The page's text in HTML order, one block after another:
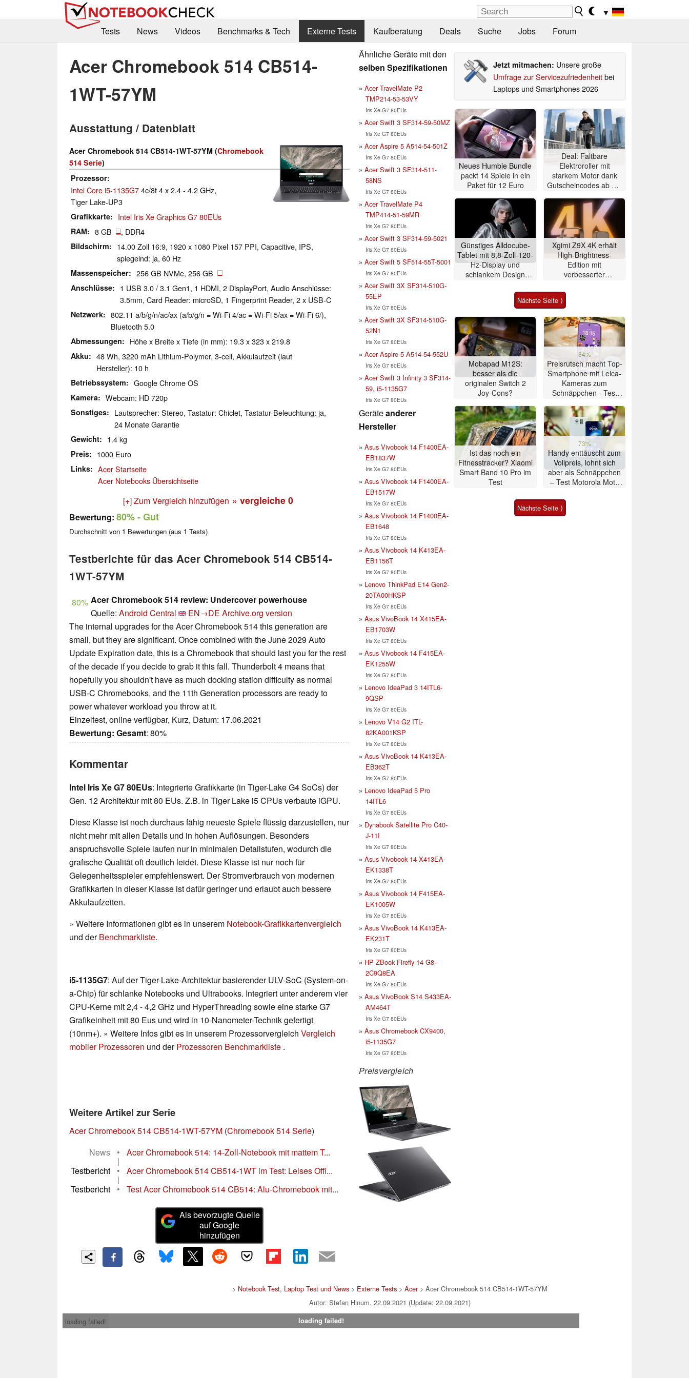
▼
Tests
News Videos Benchmarks & Tech Externe Tests Kaufberatung Deals Suche Jobs Forum
Acer Chromebook 514 CB514-
1WT-57YM
Ausstattung / Datenblatt
Acer Chromebook 514 CB514-1WT-57YM (Chromebook
514 Serie)
Prozessor
Intel Core i5-1135G74c/8t 4 x 2.4 - 4.2 GHz,
Tiger Lake-UP3
Grafikkarte Intel Iris Xe Graphics G7 80EUs
RAM 8 GB , DDR4
Bildschirm
14.00 Zoll 16:9, 1920 x 1080 Pixel 157 PPI, Capacitive, IPS,
spiegelnd: ja, 60 Hz
Massenspeicher 256 GB NVMe, 256 GB
Anschlüsse
1 USB 3.0 / 3.1 Gen1, 1 HDMI, 2 DisplayPort, Audio Anschlüsse:
3.5mm, Card Reader: microSD, 1 Fingerprint Reader, 2 x USB-C
Netzwerk
802.11 a/b/g/n/ac/ax (a/b/g/n = Wi-Fi 4/ac = Wi-Fi 5/ax = Wi-Fi 6/),
Bluetooth 5.0
Abmessungen Höhe x Breite x Tiefe (in mm): 19.3 x 323 x 219.8
Akku
48 Wh, 3220 mAh Lithium-Polymer, 3-cell, Akkulaufzeit (laut
Hersteller): 10 h
Betriebssystem Google Chrome OS
Kamera Webcam: HD 720p
Sonstiges
Lautsprecher: Stereo, Tastatur: Chiclet, Tastatur-Beleuchtung: ja,
24 Monate Garantie
Gewicht 1.4 kg
Preis 1000 Euro
Links
Acer Startseite
Acer Notebooks Übersichtseite
[+] Zum Vergleich hinzufügen » vergleiche 0
Bewertung: 80%- Gut
Durchschnitt von 1 Bewertungen (aus 1 Tests)
Testberichte für das Acer Chromebook 514 CB514-
1WT-57YM
80% Acer Chromebook 514 review: Undercover powerhouse
Quelle: Android Central EN→DE Archive.org version
The internal upgrades for the Acer Chromebook 514 this generation are
small, but they are significant. Once combined with the June 2029 Auto
Update Expiration date, this is a Chromebook that should last you for the rest
of the decade if you decide to grab it this fall. Thunderbolt 4 means that
hopefully you shouldn't have as much docking station difficulty as normal
USB-C Chromebooks, and the 11th Generation processors are ready to
power whatever workload you throw at it.
Einzeltest, online verfügbar, Kurz, Datum: 17.06.2021
Bewertung: Gesamt: 80%
Kommentar
Intel Iris Xe G7 80EUs: Integrierte Grafikkarte (in Tiger-Lake G4 SoCs) der
Gen. 12 Architektur mit 80 EUs. Z.B. in Tiger Lake i5 CPUs verbaute iGPU.
Diese Klasse ist noch durchaus fähig neueste Spiele flüssig darzustellen, nur
nicht mehr mit allen Details und in hohen Auflösungen. Besonders
anspruchsvolle Spiele laufen nur in minimalen Detailstufen, wodurch die
grafische Qualität oft deutlich leidet. Diese Klasse ist nur noch für
Gelegenheitsspieler empfehlenswert. Der Stromverbrauch von modernen
Grafikkarten in dieser Klasse ist dafür geringer und erlaubt auch bessere
Akkulaufzeiten.
» Weitere Informationen gibt es in unserem Notebook-Grafikkartenvergleich
und derBenchmarkliste.
i5-1135G7: Auf der Tiger-Lake-Architektur basierender ULV-SoC (System-on-
a-Chip) für schlanke Notebooks und Ultrabooks. Integriert unter anderem vier
CPU-Kerne mit 2,4 - 4,2 GHz und HyperThreading sowie eine starke G7
Grafikeinheit mit 80 Eus und wird in 10-Nanometer-Technik gefertigt
(10nm+). » Weitere Infos gibt es in unserem Prozessorvergleich Vergleich
mobiler Prozessoren und derProzessoren Benchmarkliste .
Weitere Artikel zur Serie
Acer Chromebook 514 CB514-1WT-57YM (Chromebook 514 Serie)
News
• Acer Chromebook 514: 14-Zoll-Notebook mit mattem T...
|
Testbericht
• Acer Chromebook 514 CB514-1WT im Test: Leises Offi...
|
Testbericht
• Test Acer Chromebook 514 CB514: Alu-Chromebook mit...
Als bevorzugte Quelle
auf Google
hinzufügen
Ähnliche Geräte mit den
selben Spezifikationen
Acer TravelMate P2
TMP214-53-53VY
Iris Xe G7 80EUs
Acer Swift 3 SF314-59-50MZ
Iris Xe G7 80EUs
Acer Aspire 5 A514-54-501Z
Iris Xe G7 80EUs
Acer Swift 3 SF314-511-
58NS
Iris Xe G7 80EUs
Acer TravelMate P4
TMP414-51-59MR
Iris Xe G7 80EUs
Acer Swift 3 SF314-59-5021
Iris Xe G7 80EUs
Acer Swift 5 SF514-55T-5001
Iris Xe G7 80EUs
Acer Swift 3X SF314-510G-
55EP
Iris Xe G7 80EUs
Acer Swift 3X SF314-510G-
52N1
Iris Xe G7 80EUs
Acer Aspire 5 A514-54-552U
Iris Xe G7 80EUs
Acer Swift 3 Infinity 3 SF314-
59, i5-1135G7
Iris Xe G7 80EUs
Geräteanderer
Hersteller
Asus Vivobook 14 F1400EA-
EB1837W
Iris Xe G7 80EUs
Asus Vivobook 14 F1400EA-
EB1517W
Iris Xe G7 80EUs
Asus Vivobook 14 F1400EA-
EB1648
Iris Xe G7 80EUs
Asus Vivobook 14 K413EA-
EB1156T
Iris Xe G7 80EUs
Lenovo ThinkPad E14 Gen2-
20TA00HKSP
Iris Xe G7 80EUs
Asus VivoBook 14 X415EA-
EB1703W
Iris Xe G7 80EUs
Asus Vivobook 14 F415EA-
EK1255W
Iris Xe G7 80EUs
Lenovo IdeaPad 3 14ITL6-
9QSP
Iris Xe G7 80EUs
Lenovo V14 G2 ITL-
82KA001KSP
Iris Xe G7 80EUs
Asus VivoBook 14 K413EA-
EB362T
Iris Xe G7 80EUs
Lenovo IdeaPad 5 Pro
14ITL6
Iris Xe G7 80EUs
Dynabook Satellite Pro C40-
J-11I
Iris Xe G7 80EUs
Asus Vivobook 14 X413EA-
EK1338T
Iris Xe G7 80EUs
Asus Vivobook 14 F415EA-
EK1005W
Iris Xe G7 80EUs
Asus VivoBook 14 K413EA-
EK231T
Iris Xe G7 80EUs
HP ZBook Firefly 14 G8-
2C9Q8EA
Iris Xe G7 80EUs
Asus VivoBook S14 S433EA-
AM464T
Iris Xe G7 80EUs
Asus Chromebook CX9400,
i5-1135G7
Iris Xe G7 80EUs
Preisvergleich
Jetzt mitmachen: Unsere große
Umfrage zur Servicezufriedenheitbei
Laptops und Smartphones 2026
Neues Humble Bundle
packt 14 Spiele in ein
Paket für 12 Euro
Deal: Faltbare
Elektroroller mit
starkem Motor dank
Gutscheincodes ab nur
Günstiges Alldocube-
Tablet mit 8,8-Zoll-120-
Hz-Display und
schlankem Design
Xgimi Z9X 4K erhält
High-Brightness-
Edition mit
verbesserter
Nächste Seite ⟩
Mobapad M12S:
besser als die
originalen Switch 2
Joy-Cons?
84%
Preisrutsch macht Top-
Smartphone mit Leica-
Kameras zum
Schnäppchen - Test
Ist das noch ein
Fitnesstracker? Xiaomi
Smart Band 10 Pro im
Test
73%
Handy enttäuscht zum
Vollpreis, lohnt sich
aber als Schnäppchen
– Test Motorola Moto
Nächste Seite ⟩
> Notebook Test, Laptop Test und News> Externe Tests> Acer> Acer Chromebook 514 CB514-1WT-57YM
Autor: Stefan Hinum, 22.09.2021 (Update: 22.09.2021)
loading failed!
loading failed!